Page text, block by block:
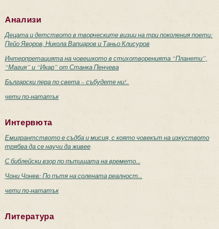
Анализи
Децата и детството в творческите визии на три поколения поети:
Пейо Яворов, Никола Вапцаров и Таньо Клисуров
Интерпретацията на човешкото в стихотворенията “Планети”,
“Магия” и “Икар” от Станка Пенчева
Български пера по света – събудете ни!..
чети по-нататък
Интервюта
Емигрантството е съдба и мисия, с която човекът на изкуството
трябва да се научи да живее
С библейски взор по пътищата на времето...
Чони Чонев: По пътя на солената реалност...
чети по-нататък
Литература